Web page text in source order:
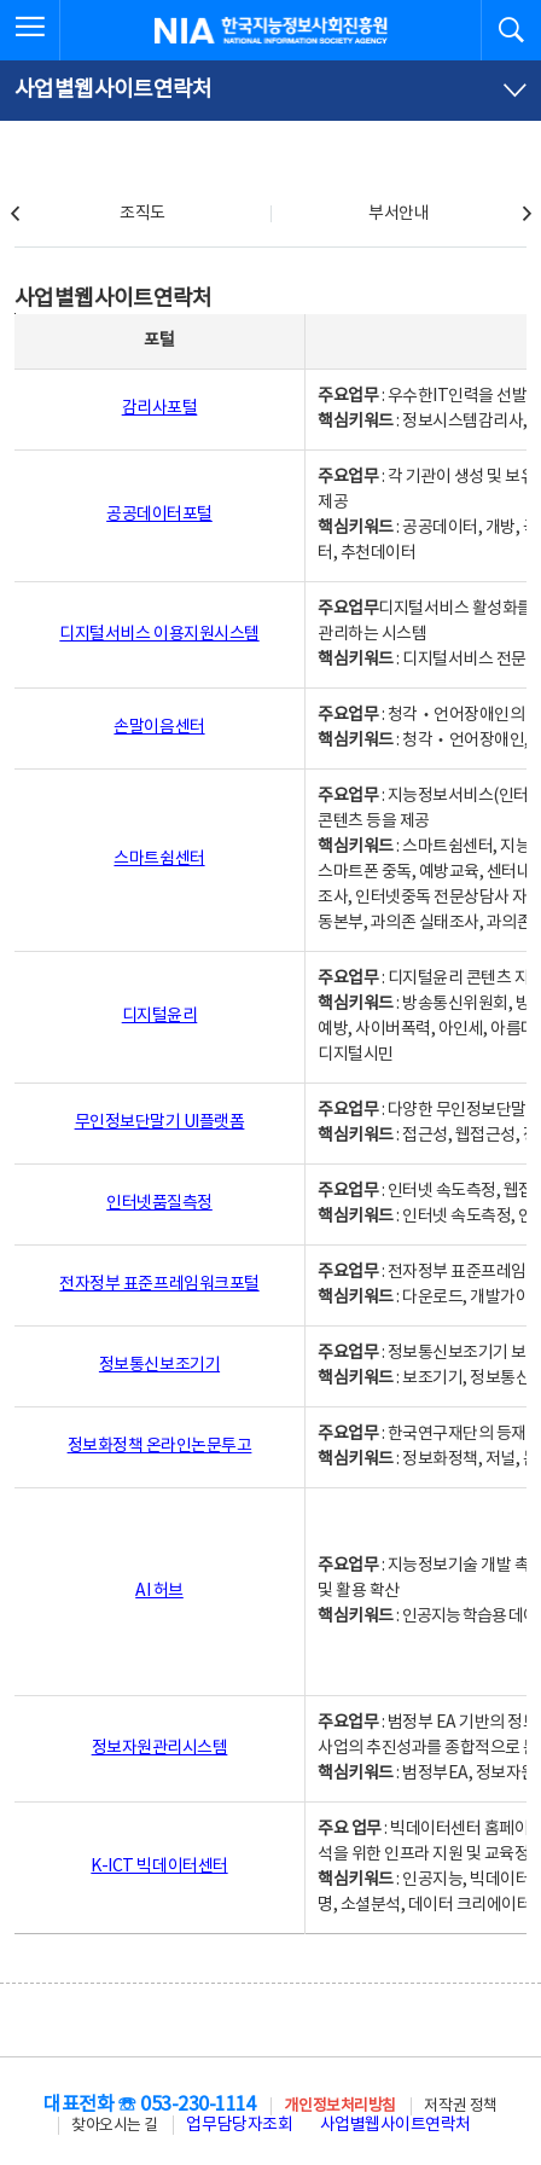
문
로
가
체
뉴
바
가
한국지능정보사회진흥원
사업별웹사이트연락처
조직도 부서안내
사업별웹사이트연락처
포털
감리사포털
주요업무: 우수한IT인력을 선발
핵심키워드: 정보시스템감리사,
공공데이터포털
주요업무: 각 기관이 생성 및 보
제공
핵심키워드: 공공데이터, 개방,
터, 추천데이터
디지털서비스 이용지원시스템
주요업무디지털서비스 활성화를
관리하는 시스템
핵심키워드: 디지털서비스 전문
손말이음센터
주요업무: 청각‧언어장애인의
핵심키워드: 청각‧언어장애인,
스마트쉼센터
주요업무: 지능정보서비스(인터
콘텐츠 등을 제공
핵심키워드: 스마트쉼센터, 지능
스마트폰 중독, 예방교육, 센터내
조사, 인터넷중독 전문상담사 자
동본부, 과의존 실태조사, 과의존
디지털윤리
주요업무: 디지털윤리 콘텐츠 지
핵심키워드: 방송통신위원회, 방
예방, 사이버폭력, 아인세, 아름
디지털시민
무인정보단말기 UI플랫폼
주요업무: 다양한 무인정보단말
핵심키워드: 접근성, 웹접근성,
인터넷품질측정
주요업무: 인터넷 속도측정, 웹접
핵심키워드: 인터넷 속도측정, 인
전자정부 표준프레임워크포털
주요업무: 전자정부 표준프레임
핵심키워드: 다운로드, 개발가이
정보통신보조기기
주요업무: 정보통신보조기기 보
핵심키워드: 보조기기, 정보통신
정보화정책 온라인논문투고
주요업무: 한국연구재단의 등재
핵심키워드: 정보화정책, 저널,
AI 허브
주요업무: 지능정보기술 개발 촉
및 활용 확산
핵심키워드: 인공지능 학습용 데
정보자원관리시스템
주요업무: 범정부 EA 기반의 정
사업의 추진성과를 종합적으로
핵심키워드: 범정부EA, 정보자
K-ICT 빅데이터센터
주요 업무: 빅데이터센터 홈페이
석을 위한 인프라 지원 및 교육정
핵심키워드: 인공지능, 빅데이터,
명, 소셜분석, 데이터 크리에이터
대표전화 ☏ 053-230-1114 개인정보처리방침
저작권 정책
찾아오시는 길
업무담당자조회 사업별웹사이트연락처